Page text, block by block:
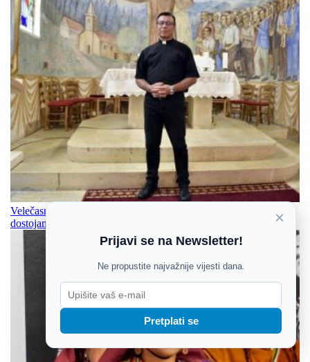
Velečasni Stjepan Zeba, sudionik ratnih vremena: Zadržati svoje
dostojanstvo i čuvati svoje, i po cijenu života
×
Prijavi se na Newsletter!
Ne propustite najvažnije vijesti dana.
Pretplati se